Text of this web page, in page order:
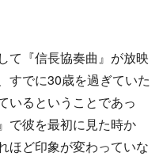
て『信長協奏曲』が放映
すでに30歳を過ぎていた
いるということであっ
で彼を最初に見た時か
ほど印象が変わっていな